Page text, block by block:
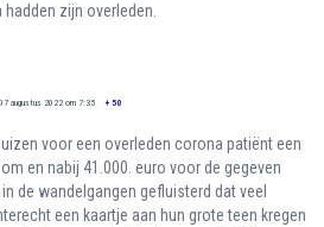
hadden zijn overleden.
07 augustus 2022 om 7:35 + 50
voor een overleden corona patiënt een
en nabij 41.000. euro voor de gegeven
de wandelgangen gefluisterd dat veel
een kaartje aan hun grote teen kregen